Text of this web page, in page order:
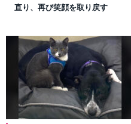
直り、再び笑顔を取り戻す